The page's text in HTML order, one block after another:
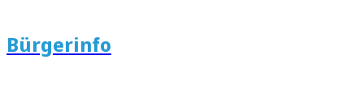
Bürgerinfo